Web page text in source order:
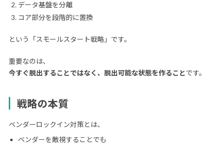
データ基盤を分離
コア部分を段階的に置換
という「スモールスタート戦略」です。
重要なのは、
今すぐ脱出することではなく、脱出可能な状態を作ることです。
戦略の本質
ベンダーロックイン対策とは、
ベンダーを敵視することでも